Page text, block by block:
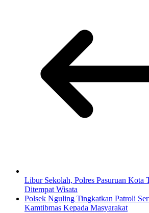
Libur Sekolah, Polres Pasuruan Kota
Ditempat Wisata
Polsek Nguling Tingkatkan Patroli
Kamtibmas Kepada Masyarakat